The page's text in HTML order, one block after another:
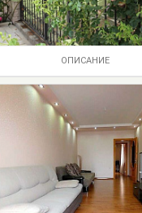
ОПИСАНИЕ